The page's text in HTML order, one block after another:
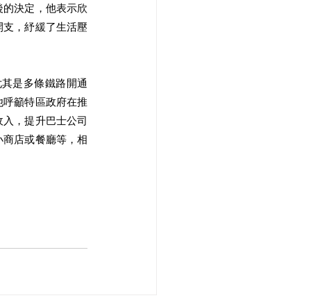
決定，他表示欣
，紓緩了生活壓
是多條鐵路開通
籲特區政府在推
，提升巴士公司
店或餐廳等，相